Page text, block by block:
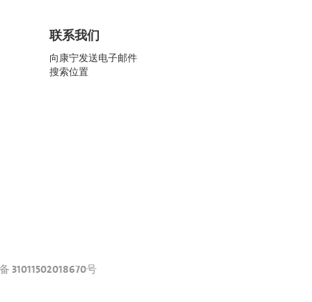
联系我们
向康宁发送电子邮件
搜索位置
31011502018670号